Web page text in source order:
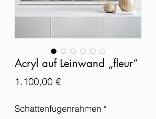
Acryl auf Leinwand „fleur“
1.100,00 €Preis
Schattenfugenrahmen *